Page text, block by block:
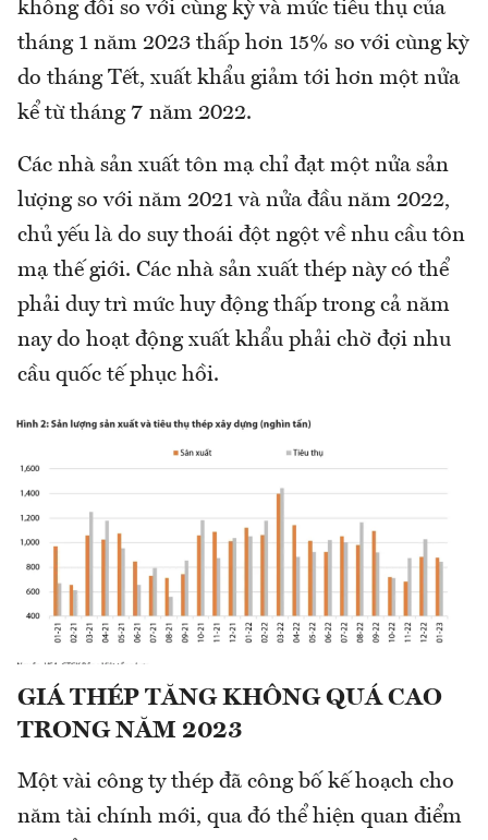
không đổi so với cùng kỳ và mức tiêu thụ của
tháng 1 năm 2023 thấp hơn 15% so với cùng kỳ
do tháng Tết, xuất khẩu giảm tới hơn một nửa
kể từ tháng 7 năm 2022.
Các nhà sản xuất tôn mạ chỉ đạt một nửa sản
lượng so với năm 2021 và nửa đầu năm 2022,
chủ yếu là do suy thoái đột ngột về nhu cầu tôn
mạ thế giới. Các nhà sản xuất thép này có thể
phải duy trì mức huy động thấp trong cả năm
nay do hoạt động xuất khẩu phải chờ đợi nhu
cầu quốc tế phục hồi.
GIÁ THÉP TĂNG KHÔNG QUÁ CAO
TRONG NĂM 2023
Một vài công ty thép đã công bố kế hoạch cho
năm tài chính mới, qua đó thể hiện quan điểm